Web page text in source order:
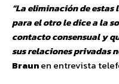
“La eliminación de estas
para el otro le dice a la
contacto consensual y
sus relaciones privadas
Braunen entrevista